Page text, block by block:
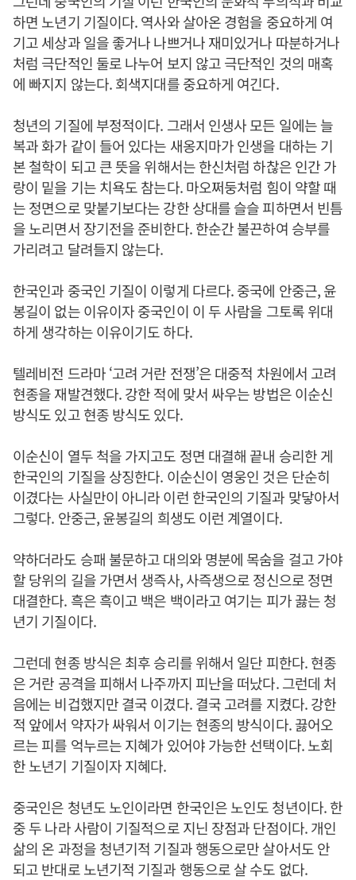
하면 노년기 기질이다. 역사와 살아온 경험을 중요하게 여
기고 세상과 일을 좋거나 나쁘거나 재미있거나 따분하거나
처럼 극단적인 둘로 나누어 보지 않고 극단적인 것의 매혹
에 빠지지 않는다. 회색지대를 중요하게 여긴다.
청년의 기질에 부정적이다. 그래서 인생사 모든 일에는 늘
복과 화가 같이 들어 있다는 새옹지마가 인생을 대하는 기
본 철학이 되고 큰 뜻을 위해서는 한신처럼 하찮은 인간 가
랑이 밑을 기는 치욕도 참는다. 마오쩌둥처럼 힘이 약할 때
는 정면으로 맞붙기보다는 강한 상대를 슬슬 피하면서 빈틈
을 노리면서 장기전을 준비한다. 한순간 불끈하여 승부를
가리려고 달려들지 않는다.
한국인과 중국인 기질이 이렇게 다르다. 중국에 안중근, 윤
봉길이 없는 이유이자 중국인이 이 두 사람을 그토록 위대
하게 생각하는 이유이기도 하다.
텔레비전 드라마 ‘고려 거란 전쟁’은 대중적 차원에서 고려
현종을 재발견했다. 강한 적에 맞서 싸우는 방법은 이순신
방식도 있고 현종 방식도 있다.
이순신이 열두 척을 가지고도 정면 대결해 끝내 승리한 게
한국인의 기질을 상징한다. 이순신이 영웅인 것은 단순히
이겼다는 사실만이 아니라 이런 한국인의 기질과 맞닿아서
그렇다. 안중근, 윤봉길의 희생도 이런 계열이다.
약하더라도 승패 불문하고 대의와 명분에 목숨을 걸고 가야
할 당위의 길을 가면서 생즉사, 사즉생으로 정신으로 정면
대결한다. 흑은 흑이고 백은 백이라고 여기는 피가 끓는 청
년기 기질이다.
그런데 현종 방식은 최후 승리를 위해서 일단 피한다. 현종
은 거란 공격을 피해서 나주까지 피난을 떠났다. 그런데 처
음에는 비겁했지만 결국 이겼다. 결국 고려를 지켰다. 강한
적 앞에서 약자가 싸워서 이기는 현종의 방식이다. 끓어오
르는 피를 억누르는 지혜가 있어야 가능한 선택이다. 노회
한 노년기 기질이자 지혜다.
중국인은 청년도 노인이라면 한국인은 노인도 청년이다. 한
중 두 나라 사람이 기질적으로 지닌 장점과 단점이다. 개인
삶의 온 과정을 청년기적 기질과 행동으로만 살아서도 안
되고 반대로 노년기적 기질과 행동으로 살 수도 없다.